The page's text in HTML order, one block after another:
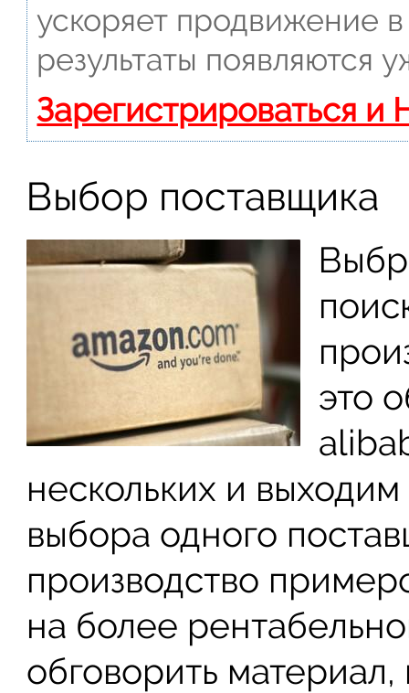
ускоряет продвижение
результаты появляются
Зарегистрироваться и
Выбор поставщика
это
нескольких и
выбора одного
производство
на более
обговорить